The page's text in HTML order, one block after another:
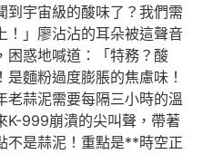
到宇宙級的酸味了？我們需
！」廖沾沾的耳朵被這聲音
困惑地喊道：「特務？酸
麵粉過度膨脹的焦慮味！
老蒜泥需要每隔三小時的溫
K-999崩潰的尖叫聲，帶著
不是蒜泥！重點是**時空正